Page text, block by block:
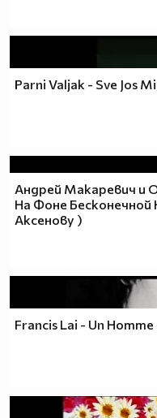
Parni Valjak - Sve Jos
Андрей Макаревич и
На Фоне Бесконечной
Аксенову )
Francis Lai - Un